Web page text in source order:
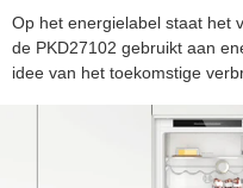
Op het energielabel staat het
de PKD27102 gebruikt aan
idee van het toekomstige